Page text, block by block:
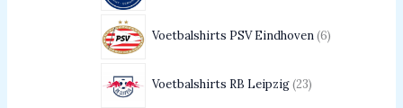
Voetbalshirts PSV Eindhoven 6
Voetbalshirts RB Leipzig 23